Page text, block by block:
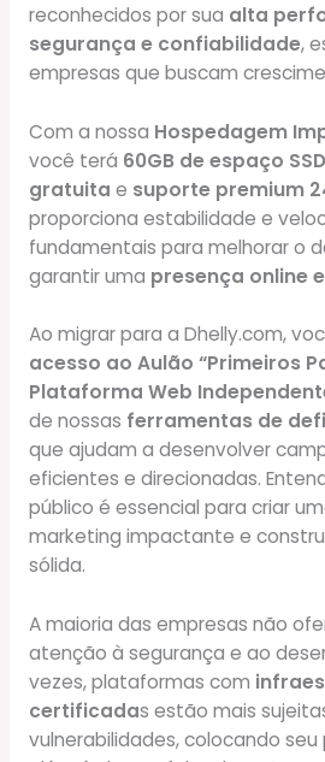
reconhecidos por sua alta
segurança e confiabilidade,
empresas que buscam
Com a nossa Hospedagem
você terá 60GB de espaço
gratuita e suporte premium
proporciona estabilidade e
fundamentais para melhorar o
garantir uma presença online
Ao migrar para a Dhelly.com,
acesso ao Aulão “Primeiros
Plataforma Web
de nossas ferramentas de
que ajudam a desenvolver
eficientes e direcionadas.
público é essencial para criar
marketing impactante e
sólida.
A maioria das empresas não
atenção à segurança e ao
vezes, plataformas com
certificadas estão mais
vulnerabilidades, colocando